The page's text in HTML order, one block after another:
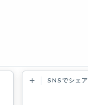
SNSでシェア